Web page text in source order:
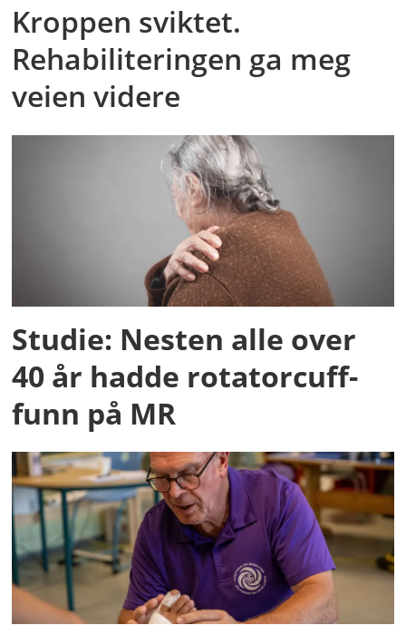
Kroppen sviktet.
Rehabiliteringen ga meg
veien videre
Studie: Nesten alle over
40 år hadde rotatorcuff-
funn på MR